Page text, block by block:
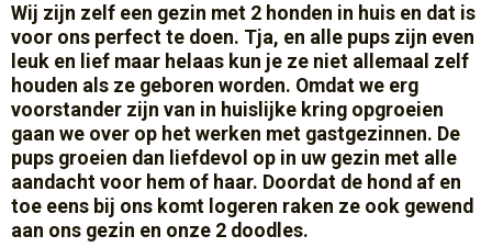
Wij zijn zelf een gezin met 2 honden in huis en dat is
voor ons perfect te doen. Tja, en alle pups zijn even
leuk en lief maar helaas kun je ze niet allemaal zelf
houden als ze geboren worden. Omdat we erg
voorstander zijn van in huislijke kring opgroeien
gaan we over op het werken met gastgezinnen. De
pups groeien dan liefdevol op in uw gezin met alle
aandacht voor hem of haar. Doordat de hond af en
toe eens bij ons komt logeren raken ze ook gewend
aan ons gezin en onze 2 doodles.